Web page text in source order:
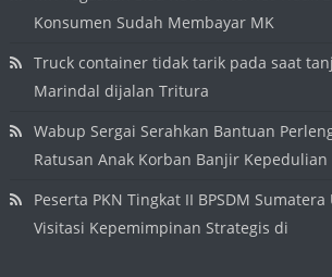
Konsumen Sudah Membayar MK
Truck container tidak tarik pada saat
Marindal dijalan Tritura
Wabup Sergai Serahkan Bantuan
Ratusan Anak Korban Banjir Kepedulian
Peserta PKN Tingkat II BPSDM
Visitasi Kepemimpinan Strategis di